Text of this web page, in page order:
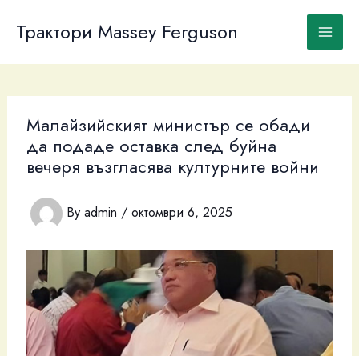
content
Трактори Massey Ferguson
Малайзийският министър се обади
да подаде оставка след буйна
вечеря възгласява културните войни
By admin / октомври 6, 2025